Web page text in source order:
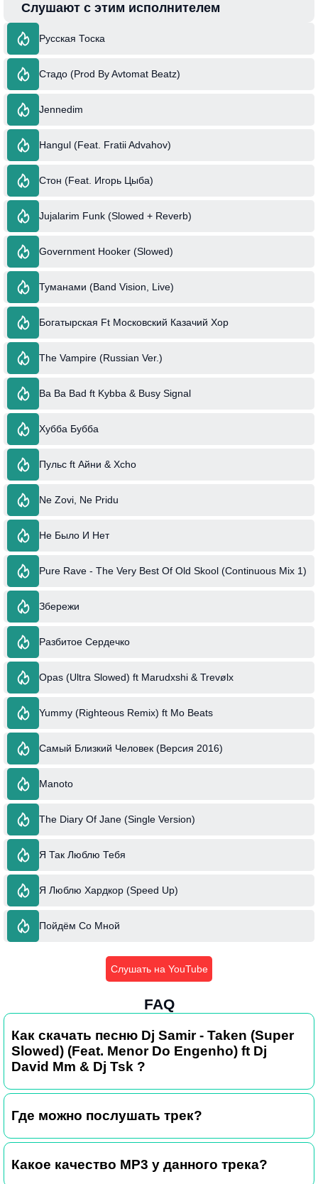
Слушают с этим исполнителем
Русская Тоска
Стадо (Prod By Avtomat Beatz)
Jennedim
Hangul (Feat. Fratii Advahov)
Стон (Feat. Игорь Цыба)
Jujalarim Funk (Slowed + Reverb)
Government Hooker (Slowed)
Туманами (Band Vision, Live)
Богатырская Ft Московский Казачий Хор
The Vampire (Russian Ver.)
Ba Ba Bad ft Kybba & Busy Signal
Хубба Бубба
Пульс ft Айни & Xcho
Ne Zovi, Ne Pridu
Не Было И Нет
Pure Rave - The Very Best Of Old Skool (Continuous Mix 1)
Збережи
Разбитое Сердечко
Opas (Ultra Slowed) ft Marudxshi & Trevølx
Yummy (Righteous Remix) ft Mo Beats
Самый Близкий Человек (Версия 2016)
Manoto
The Diary Of Jane (Single Version)
Я Так Люблю Тебя
Я Люблю Хардкор (Speed Up)
Пойдём Со Мной
Слушать на YouTube
FAQ
Как скачать песню Dj Samir - Taken (Super
Slowed) (Feat. Menor Do Engenho) ft Dj
David Mm & Dj Tsk ?
Где можно послушать трек?
Какое качество MP3 у данного трека?